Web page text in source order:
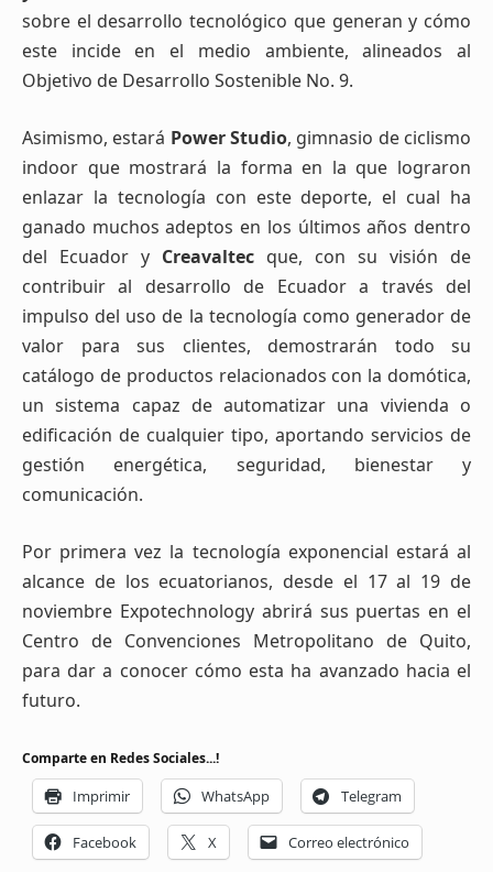
sobre el desarrollo tecnológico que generan y cómo
este incide en el medio ambiente, alineados al
Objetivo de Desarrollo Sostenible No. 9.
Asimismo, estará Power Studio, gimnasio de ciclismo
indoor que mostrará la forma en la que lograron
enlazar la tecnología con este deporte, el cual ha
ganado muchos adeptos en los últimos años dentro
del Ecuador y Creavaltec que, con su visión de
contribuir al desarrollo de Ecuador a través del
impulso del uso de la tecnología como generador de
valor para sus clientes, demostrarán todo su
catálogo de productos relacionados con la domótica,
un sistema capaz de automatizar una vivienda o
edificación de cualquier tipo, aportando servicios de
gestión energética, seguridad, bienestar y
comunicación.
Por primera vez la tecnología exponencial estará al
alcance de los ecuatorianos, desde el 17 al 19 de
noviembre Expotechnology abrirá sus puertas en el
Centro de Convenciones Metropolitano de Quito,
para dar a conocer cómo esta ha avanzado hacia el
futuro.
Comparte en Redes Sociales...!
Imprimir WhatsApp Telegram
Facebook X Correo electrónico